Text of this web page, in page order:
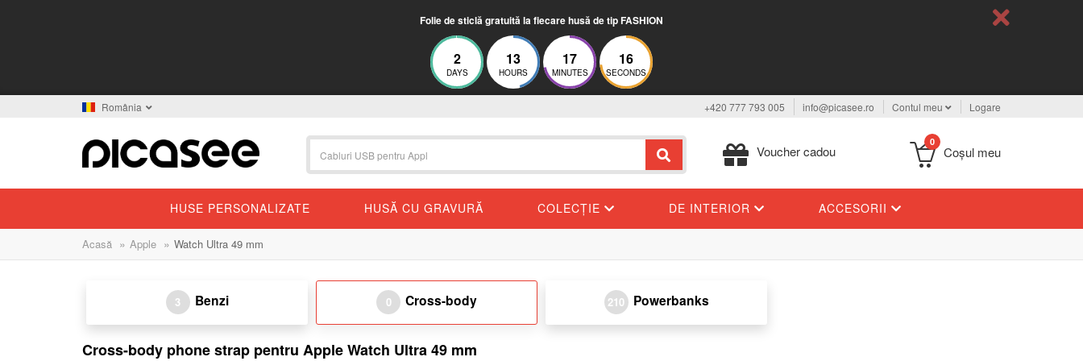
Folie de sticlă gratuită la fiecare husă de tip FASHION
2
DAYS
13
HOURS
17
MINUTES
16
SECONDS
România +420 777 793 005 info@picasee.ro Contul meu Logare
Voucher cadou
0
Coşul meu
HUSE PERSONALIZATE HUSĂ CU GRAVURĂ COLECȚIE DE INTERIOR ACCESORII
Acasă » Apple » Watch Ultra 49 mm
3 Benzi 0 Cross-body 210 Powerbanks
Cross-body phone strap pentru Apple Watch Ultra 49 mm